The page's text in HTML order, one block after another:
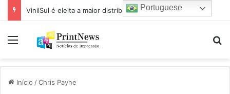
Menu
Início /Chris Payne
Portuguese